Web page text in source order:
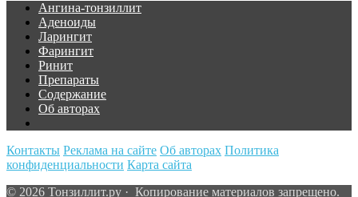
Ангина-тонзиллит
Аденоиды
Ларингит
Фарингит
Ринит
Препараты
Содержание
Об авторах
Контакты Реклама на сайте Об авторах Политика
конфиденциальности Карта сайта
© 2026 Тонзиллит.ру · Копирование материалов запрещено.